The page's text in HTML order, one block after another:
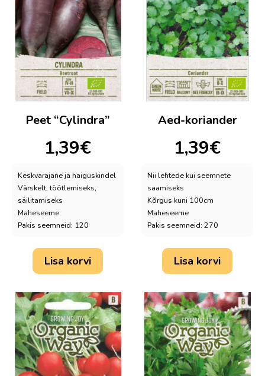
Peet “Cylindra”
1,39€
Keskvarajane ja haiguskindel
Värskelt, töötlemiseks,
säilitamiseks
Maheseeme
Pakis seemneid: 120
Lisa korvi
Aed-koriander
1,39€
Nii lehtede kui seemnete
saamiseks
Kõrgus kuni 100cm
Maheseeme
Pakis seemneid: 270
Lisa korvi